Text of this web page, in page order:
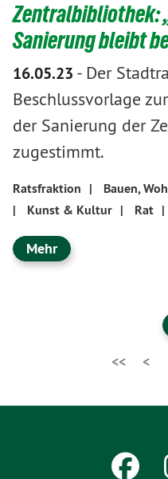
Zentralbibliothek:
Sanierung bleibt
16.05.23 - Der
Beschlussvorlage
der Sanierung der
zugestimmt.
Ratsfraktion |
Bauen,
|
Kunst & Kultur | Rat |
Mehr
<<
<